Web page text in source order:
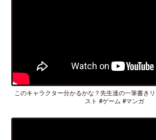
このキャラクター分かるかな？先生達の一筆書き
スト #ゲーム #マンガ